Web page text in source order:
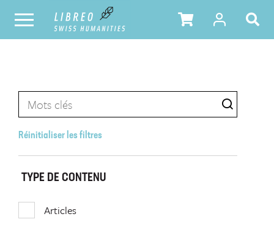
Réinitialiser les filtres
TYPE DE CONTENU
Articles